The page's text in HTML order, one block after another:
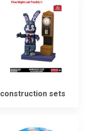
construction sets